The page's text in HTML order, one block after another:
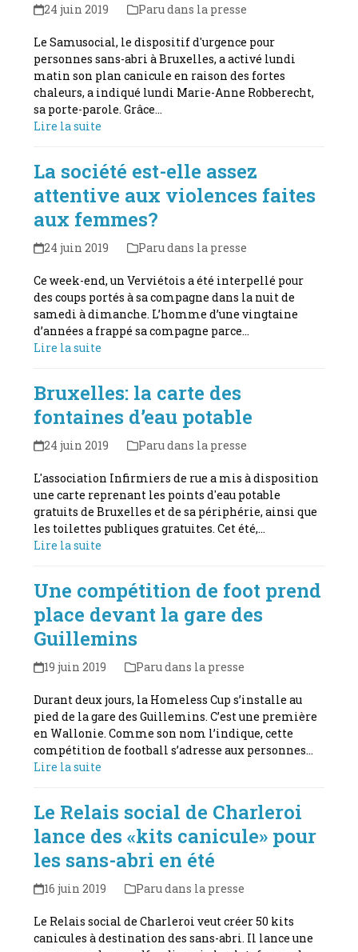
24 juin 2019 Paru dans la presse
Le Samusocial, le dispositif d'urgence pour
personnes sans-abri à Bruxelles, a activé lundi
matin son plan canicule en raison des fortes
chaleurs, a indiqué lundi Marie-Anne Robberecht,
sa porte-parole. Grâce…
Lire la suite
La société est-elle assez
attentive aux violences faites
aux femmes?
24 juin 2019 Paru dans la presse
Ce week-end, un Verviétois a été interpellé pour
des coups portés à sa compagne dans la nuit de
samedi à dimanche. L’homme d’une vingtaine
d’années a frappé sa compagne parce…
Lire la suite
Bruxelles: la carte des
fontaines d’eau potable
24 juin 2019 Paru dans la presse
L'association Infirmiers de rue a mis à disposition
une carte reprenant les points d'eau potable
gratuits de Bruxelles et de sa périphérie, ainsi que
les toilettes publiques gratuites. Cet été,…
Lire la suite
Une compétition de foot prend
place devant la gare des
Guillemins
19 juin 2019 Paru dans la presse
Durant deux jours, la Homeless Cup s’installe au
pied de la gare des Guillemins. C’est une première
en Wallonie. Comme son nom l’indique, cette
compétition de football s’adresse aux personnes…
Lire la suite
Le Relais social de Charleroi
lance des «kits canicule» pour
les sans-abri en été
16 juin 2019 Paru dans la presse
Le Relais social de Charleroi veut créer 50 kits
canicules à destination des sans-abri. Il lance une